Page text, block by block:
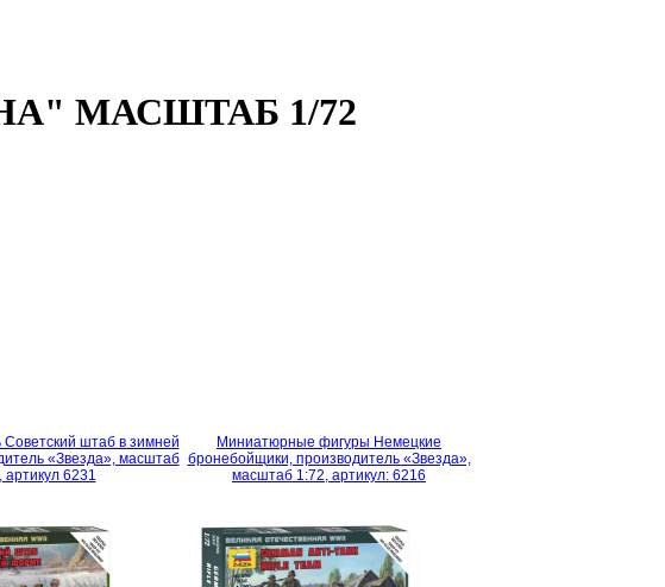
МАСШТАБ 1/72
штаб в зимней
«Звезда», масштаб
артикул 6231
Миниатюрные фигуры Немецкие
бронебойщики, производитель «Звезда»,
масштаб 1:72, артикул: 6216